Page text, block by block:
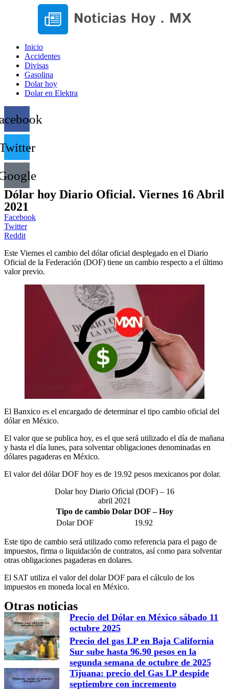
Inicio
Accidentes
Divisas
Gasolina
Dolar hoy
Dolar en Elektra
Dólar hoy Diario Oficial. Viernes 16 Abril
2021
Facebook
Twitter
Reddit
Este Viernes el cambio del dólar oficial desplegado en el Diario
Oficial de la Federación (DOF) tiene un cambio respecto a el último
valor previo.
El Banxico es el encargado de determinar el tipo cambio oficial del
dólar en México.
El valor que se publica hoy, es el que será utilizado el día de mañana
y hasta el día lunes, para solventar obligaciones denominadas en
dólares pagaderas en México.
El valor del dólar DOF hoy es de 19.92 pesos mexicanos por dolar.
Dolar hoy Diario Oficial (DOF) – 16
abril 2021
Tipo de cambio Dolar DOF – Hoy
Dolar DOF
19.92
Este tipo de cambio será utilizado como referencia para el pago de
impuestos, firma o liquidación de contratos, así como para solventar
otras obligaciones pagaderas en dolares.
El SAT utiliza el valor del dolar DOF para el cálculo de los
impuestos en moneda local en México.
Otras noticias
Precio del Dólar en México sábado 11
octubre 2025
Precio del gas LP en Baja California
Sur sube hasta 96.90 pesos en la
segunda semana de octubre de 2025
Tijuana: precio del Gas LP despide
septiembre con incremento